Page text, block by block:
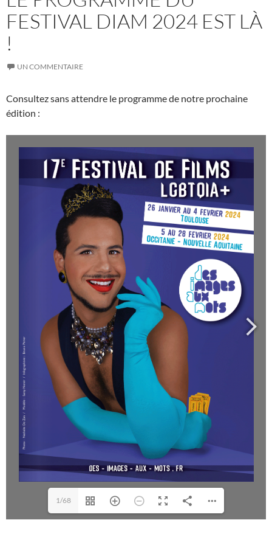
FESTIVAL DIAM 2024 EST LÀ
!
UN COMMENTAIRE
Consultez sans attendre le programme de notre prochaine
édition :
1/68